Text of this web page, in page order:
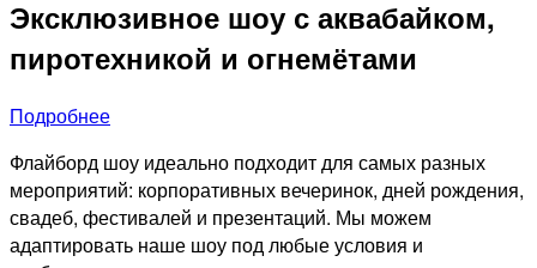
Эксклюзивное шоу с аквабайком,
пиротехникой и огнемётами
Подробнее
Флайборд шоу идеально подходит для самых разных
мероприятий: корпоративных вечеринок, дней рождения,
свадеб, фестивалей и презентаций. Мы можем
адаптировать наше шоу под любые условия и